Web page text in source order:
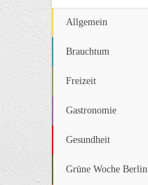
Allgemein
Brauchtum
Freizeit
Gastronomie
Gesundheit
Grüne Woche Berlin